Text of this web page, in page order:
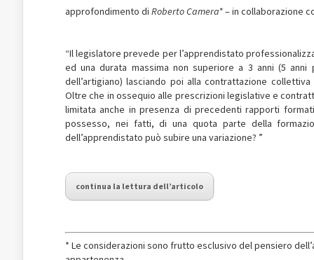
approfondimento di Roberto Camera*– in collaborazione
“Il legislatore prevede per l’apprendistato
ed una durata massima non superiore a 3 anni (5
dell’artigiano) lasciando poi alla contrattazione
Oltre che in ossequio alle prescrizioni legislative e
limitata anche in presenza di precedenti rapporti
possesso, nei fatti, di una quota parte della
dell’apprendistato può subire una variazione? ”
continua la lettura dell’articolo
* Le considerazioni sono frutto esclusivo del pensiero